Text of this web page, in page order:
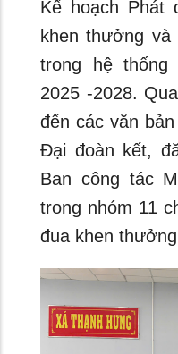
Kế hoạch Phát
khen thưởng và
trong hệ
2025 -2028.
đến các văn
Đại đoàn kết,
Ban công tác
trong nhóm 11
đua khen